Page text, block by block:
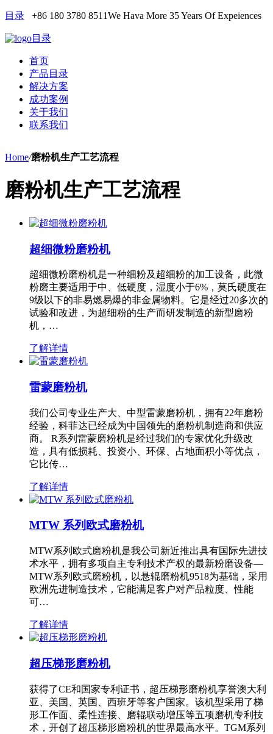
目录 +86 180 3780 8511We Hava More 35 Years Of Expeiences
目录
首页
产品目录
解决方案
成功案例
关于我们
联系我们
Home/磨粉机生产工艺流程
磨粉机生产工艺流程
超细微粉磨粉机
超细微粉磨粉机是一种细粉及超细粉的加工设备，此微
粉磨主要适用于中、低硬度，湿度小于6%，莫氏硬度在
9级以下的非易燃易爆的非金属物料。它是经过20多次的
试验和改进，为超细粉的生产而研发制造的新型磨粉
机，…
了解详情
雷蒙磨粉机
我们公司专业生产大、中型雷蒙磨粉机，拥有22年磨粉
经验，科菲达已经成为中国领先的磨粉机制造商和供应
商。 R系列雷蒙磨粉机是经过我们的专家优化升级改
造，具有低损耗、投资小、环保、占地面积小等优点，
它比传…
了解详情
MTW 系列欧式磨粉机
MTW系列欧式磨粉机是我公司新近推出具有国际先进技
术水平，拥有多项自主专利技术产权的最新粉磨设备—
MTW系列欧式磨粉机，以悬辊磨粉机9518为基础，采用
欧洲先进制造技术，它能满足客户对产品粒度、性能
可…
了解详情
超压梯形磨粉机
获得了CE和国家专利证书，超压梯形磨粉机享誉澳大利
亚、美国、英国、西班牙等客户国家。该机型采用了梯
形工作面、柔性连接、磨辊联动增压等五项磨机专利技
术，开创了超压梯形磨粉机的世界最高水平。TGM系列